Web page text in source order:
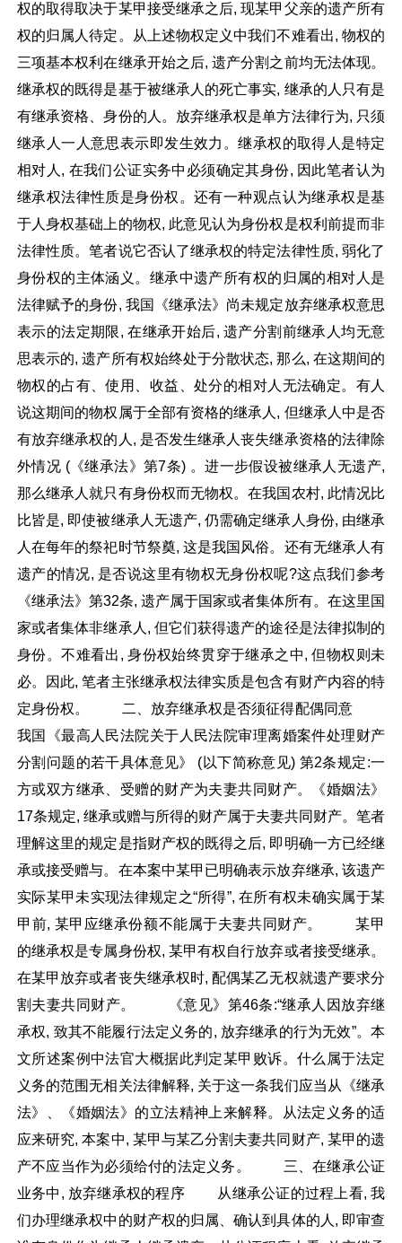
权的取得取决于某甲接受继承之后, 现某甲父亲的遗产所有
权的归属人待定。从上述物权定义中我们不难看出, 物权的
三项基本权利在继承开始之后, 遗产分割之前均无法体现。
继承权的既得是基于被继承人的死亡事实, 继承的人只有是
有继承资格、身份的人。放弃继承权是单方法律行为, 只须
继承人一人意思表示即发生效力。继承权的取得人是特定
相对人, 在我们公证实务中必须确定其身份, 因此笔者认为
继承权法律性质是身份权。还有一种观点认为继承权是基
于人身权基础上的物权, 此意见认为身份权是权利前提而非
法律性质。笔者说它否认了继承权的特定法律性质, 弱化了
身份权的主体涵义。继承中遗产所有权的归属的相对人是
法律赋予的身份, 我国《继承法》尚未规定放弃继承权意思
表示的法定期限, 在继承开始后, 遗产分割前继承人均无意
思表示的, 遗产所有权始终处于分散状态, 那么, 在这期间的
物权的占有、使用、收益、处分的相对人无法确定。有人
说这期间的物权属于全部有资格的继承人, 但继承人中是否
有放弃继承权的人, 是否发生继承人丧失继承资格的法律除
外情况 (《继承法》第7条) 。进一步假设被继承人无遗产,
那么继承人就只有身份权而无物权。在我国农村, 此情况比
比皆是, 即使被继承人无遗产, 仍需确定继承人身份, 由继承
人在每年的祭祀时节祭奠, 这是我国风俗。还有无继承人有
遗产的情况, 是否说这里有物权无身份权呢?这点我们参考
《继承法》第32条, 遗产属于国家或者集体所有。在这里国
家或者集体非继承人, 但它们获得遗产的途径是法律拟制的
身份。不难看出, 身份权始终贯穿于继承之中, 但物权则未
必。因此, 笔者主张继承权法律实质是包含有财产内容的特
定身份权。 二、放弃继承权是否须征得配偶同意
我国《最高人民法院关于人民法院审理离婚案件处理财产
分割问题的若干具体意见》 (以下简称意见) 第2条规定:一
方或双方继承、受赠的财产为夫妻共同财产。《婚姻法》
17条规定, 继承或赠与所得的财产属于夫妻共同财产。笔者
理解这里的规定是指财产权的既得之后, 即明确一方已经继
承或接受赠与。在本案中某甲已明确表示放弃继承, 该遗产
实际某甲未实现法律规定之“所得”, 在所有权未确实属于某
甲前, 某甲应继承份额不能属于夫妻共同财产。 某甲
的继承权是专属身份权, 某甲有权自行放弃或者接受继承。
在某甲放弃或者丧失继承权时, 配偶某乙无权就遗产要求分
割夫妻共同财产。 《意见》第46条:“继承人因放弃继
承权, 致其不能履行法定义务的, 放弃继承的行为无效”。本
文所述案例中法官大概据此判定某甲败诉。什么属于法定
义务的范围无相关法律解释, 关于这一条我们应当从《继承
法》、《婚姻法》的立法精神上来解释。从法定义务的适
应来研究, 本案中, 某甲与某乙分割夫妻共同财产, 某甲的遗
产不应当作为必须给付的法定义务。 三、在继承公证
业务中, 放弃继承权的程序 从继承公证的过程上看, 我
们办理继承权中的财产权的归属、确认到具体的人, 即审查